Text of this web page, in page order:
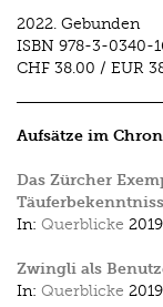
2022. Gebunden
ISBN 978-3-0340-
CHF 38.00 / EUR
Aufsätze im
Das Zürcher
In: Querblicke
Zwingli als
In: Querblicke